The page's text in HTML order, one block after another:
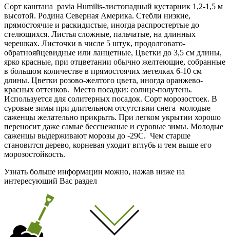
Сорт каштана pavia Humilis-листопадный кустарник 1,2-1,5 м
высотой. Родина Северная Америка. Стебли низкие,
прямостоячие и раскидистые, иногда распростертые до
стелющихся. Листья сложные, пальчатые, на длинных
черешках. Листочки в числе 5 штук, продолговато-
обратнояйцевидные или ланцетные, Цветки до 3,5 см длины,
ярко красные, при отцветании обычно желтеющие, собранные
в большом количестве в прямостоячих метелках 6-10 см
длины. Цветки розово-желтого цвета, иногда оранжево-
красных оттенков. Место посадки: солнце-полутень.
Используется для солитерных посадок. Сорт морозостоек. В
суровые зимы при длительном отсутствии снега молодые
саженцы желательно прикрыть. При легком укрытии хорошо
переносит даже самые бесснежные и суровые зимы. Молодые
саженцы выдерживают морозы до -29С. Чем старше
становится дерево, корневая уходит вглубь и тем выше его
морозостойкость.
Узнать больше информации можно, нажав ниже на
интересующий Вас раздел